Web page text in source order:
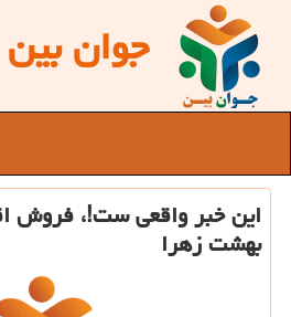
جوان بین
این خبر واقعی ست!، فروش
بهشت زهرا